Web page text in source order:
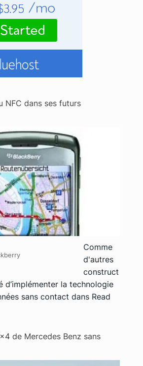
NFC dans ses futurs
Comme
d'autres
construct
d’implémenter la technologie
sans contact dans Read
de Mercedes Benz sans